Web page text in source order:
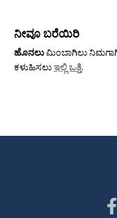
ನೀವೂ ಬರೆಯಿರಿ
ಹೊನಲುಮಿಂಬಾಗಿಲು ನಿಮಗಾಗಿ
ಕಳುಹಿಸಲುಇಲ್ಲಿ ಒತ್ತಿ.